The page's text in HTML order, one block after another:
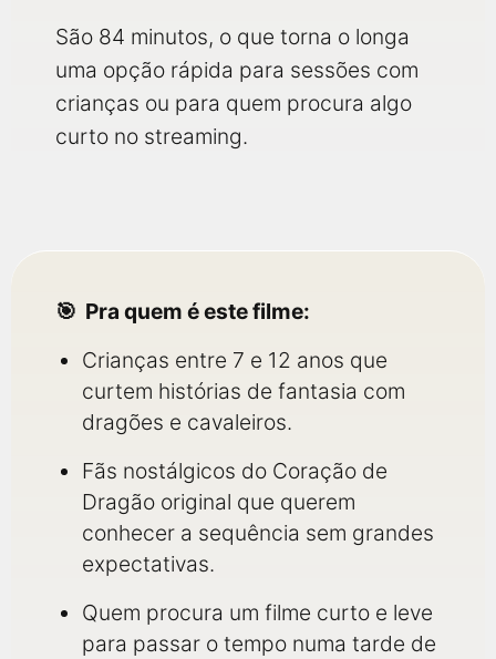
São 84 minutos, o que torna o longa
uma opção rápida para sessões com
crianças ou para quem procura algo
curto no streaming.
Pra quem é este filme:
Crianças entre 7 e 12 anos que
curtem histórias de fantasia com
dragões e cavaleiros.
Fãs nostálgicos do Coração de
Dragão original que querem
conhecer a sequência sem grandes
expectativas.
Quem procura um filme curto e leve
para passar o tempo numa tarde de